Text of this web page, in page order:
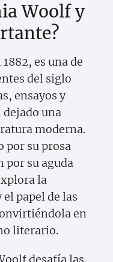
Woolf y
es una de
del siglo
ensayos y
una
moderna.
por su prosa
por su aguda
la
papel de las
en
literario.